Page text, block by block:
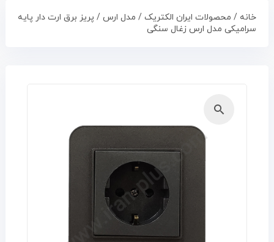
خانه / محصولات ایران الکتریک/ مدل ارس/ پریز برق ارت دار پایه
سرامیکی مدل ارس زغال سنگی